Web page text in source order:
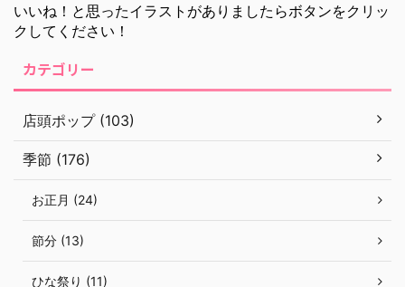
いいね！と思ったイラストがありましたらボタンをクリッ
クしてください！
カテゴリー
店頭ポップ (103)
季節 (176)
お正月 (24)
節分 (13)
ひな祭り (11)